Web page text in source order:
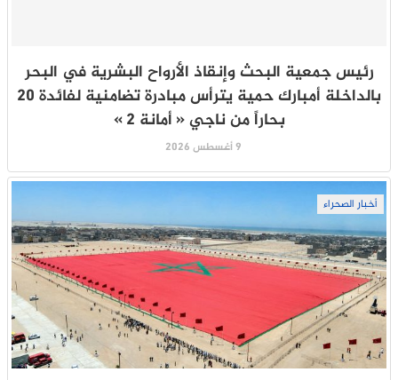
رئيس جمعية البحث وإنقاذ الأرواح البشرية في البحر
بالداخلة أمبارك حمية يترأس مبادرة تضامنية لفائدة 20
بحاراً من ناجي « أمانة 2 »
9 أغسطس 2026
أخبار الصحراء